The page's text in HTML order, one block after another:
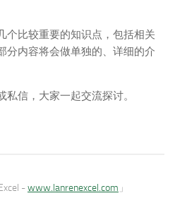
个比较重要的知识点，包括相关
分内容将会做单独的、详细的介
信，大家一起交流探讨。
-www.lanrenexcel.com 」